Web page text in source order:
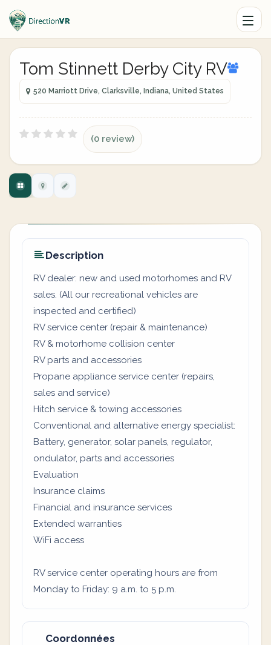
Tom Stinnett Derby City RV
520 Marriott Drive, Clarksville, Indiana, United States
(0 review)
Description
RV dealer: new and used motorhomes and RV
sales. (All our recreational vehicles are
inspected and certified)
RV service center (repair & maintenance)
RV & motorhome collision center
RV parts and accessories
Propane appliance service center (repairs,
sales and service)
Hitch service & towing accessories
Conventional and alternative energy specialist:
Battery, generator, solar panels, regulator,
ondulator, parts and accessories
Evaluation
Insurance claims
Financial and insurance services
Extended warranties
WiFi access
RV service center operating hours are from
Monday to Friday: 9 a.m. to 5 p.m.
Coordonnées